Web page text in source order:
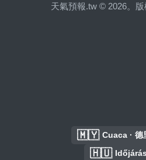
天氣預報.tw © 2026。版
🇲🇾 Cuaca ·
🇭🇺